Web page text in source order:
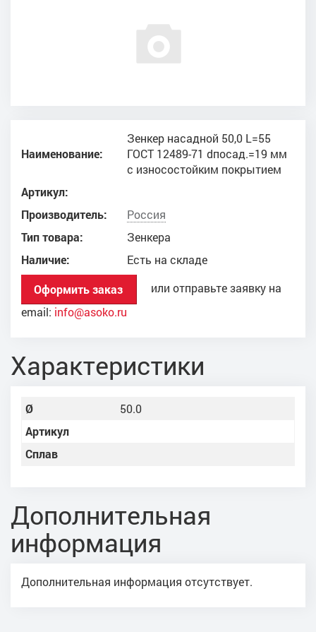
Наименование:
Зенкер насадной 50,0 L=55
ГОСТ 12489-71 dпосад.=19 мм
с износостойким покрытием
Артикул:
Производитель:
Россия
Тип товара:
Зенкера
Наличие:
Есть на складе
Оформить заказ
или отправьте заявку на
email: info@asoko.ru
Характеристики
Ø
50.0
Артикул
Сплав
Дополнительная
информация
Дополнительная информация отсутствует.